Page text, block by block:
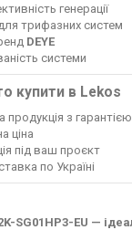
генерації
трифазних систем
DEYE
системи
купити в Lekos
продукція з гарантією
ціна
під ваш проєкт
по Україні
SG01HP3-EU —